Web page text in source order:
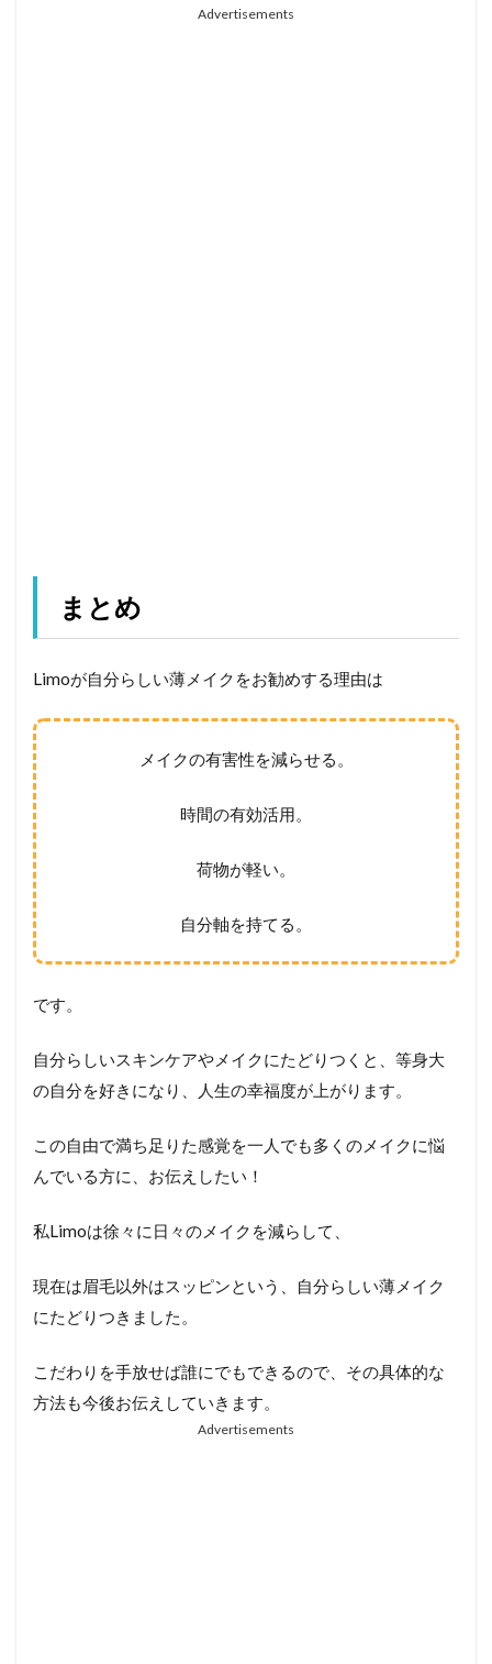
Advertisements
まとめ
Limoが自分らしい薄メイクをお勧めする理由は
メイクの有害性を減らせる。
時間の有効活用。
荷物が軽い。
自分軸を持てる。
です。
自分らしいスキンケアやメイクにたどりつくと、等身大
の自分を好きになり、人生の幸福度が上がります。
この自由で満ち足りた感覚を一人でも多くのメイクに悩
んでいる方に、お伝えしたい！
私Limoは徐々に日々のメイクを減らして、
現在は眉毛以外はスッピンという、自分らしい薄メイク
にたどりつきました。
こだわりを手放せば誰にでもできるので、その具体的な
方法も今後お伝えしていきます。
Advertisements